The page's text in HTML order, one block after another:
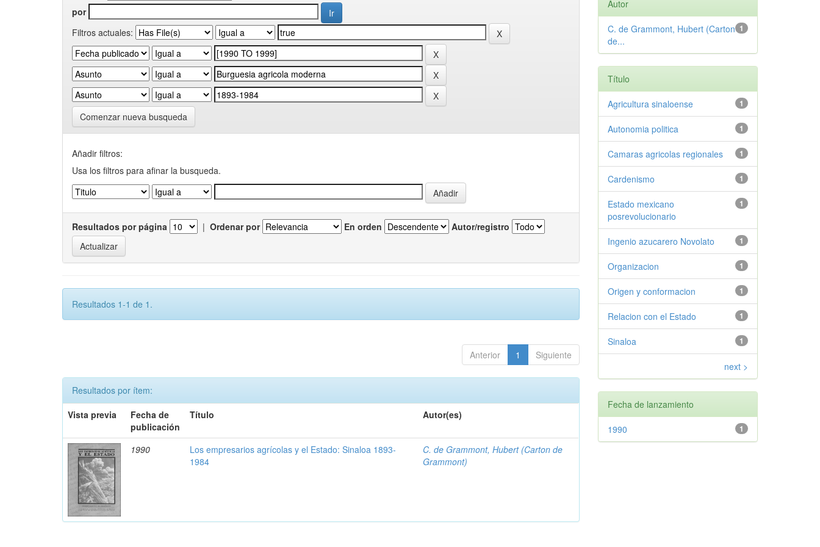
por
Filtros actuales:
Comenzar nueva busqueda
Añadir filtros:
Usa los filtros para afinar la busqueda.
Resultados por página | Ordenar por En orden Autor/registro
Resultados 1-1 de 1.
Anterior 1 Siguiente
Resultados por ítem:
Vista previa
Fecha de
publicación
Título Autor(es)
1990
Los empresarios agrícolas y el Estado: Sinaloa 1893-
1984
C. de Grammont, Hubert (Carton de
Grammont)
Autor
1
C. de Grammont, Hubert (Carton
de...
Título
1
Agricultura sinaloense
1
Autonomia politica
1
Camaras agricolas regionales
1
Cardenismo
1
Estado mexicano
posrevolucionario
1
Ingenio azucarero Novolato
1
Organizacion
1
Origen y conformacion
1
Relacion con el Estado
1
Sinaloa
next >
Fecha de lanzamiento
1
1990